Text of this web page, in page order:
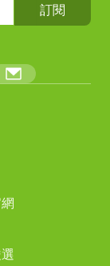
訂閱